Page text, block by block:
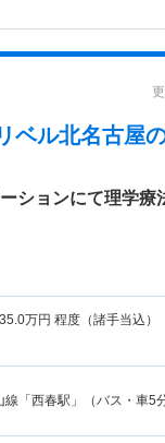
ベル北名古屋
ションにて理学療
35.0万円 程度（諸手当込）
線「西春駅」（バス・車5分